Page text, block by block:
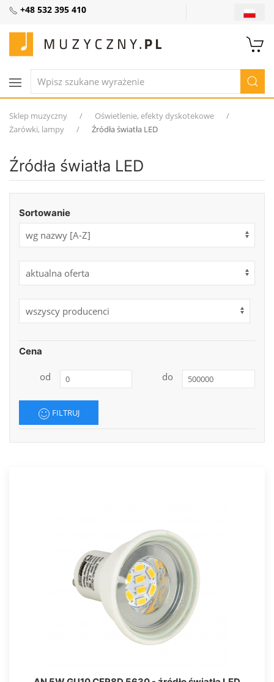
+48 532 395 410
Sklep muzyczny
Oświetlenie, efekty dyskotekowe
Żarówki, lampy
Źródła światła LED
Źródła światła LED
Sortowanie
Cena
od do
FILTRUJ